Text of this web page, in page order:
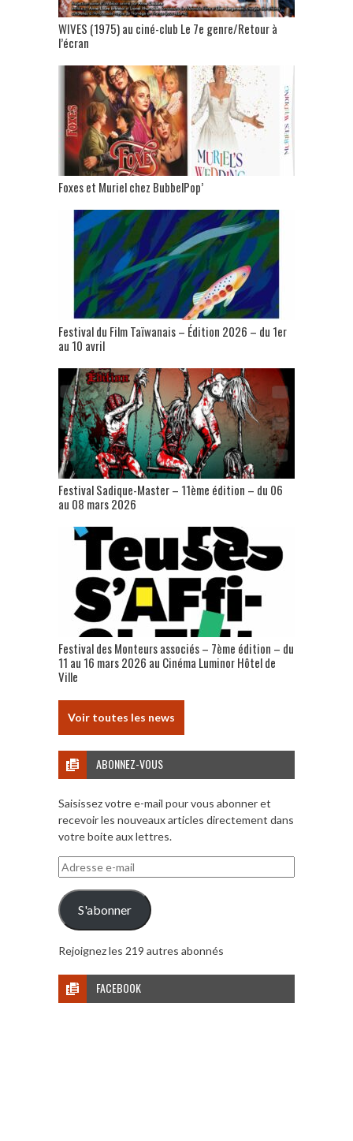
WIVES (1975) au ciné-club Le 7e genre/Retour à
l’écran
Foxes et Muriel chez BubbelPop’
Festival du Film Taïwanais – Édition 2026 – du 1er
au 10 avril
Festival Sadique-Master – 11ème édition – du 06
au 08 mars 2026
Festival des Monteurs associés – 7ème édition – du
11 au 16 mars 2026 au Cinéma Luminor Hôtel de
Ville
Voir toutes les news
ABONNEZ-VOUS
Saisissez votre e-mail pour vous abonner et
recevoir les nouveaux articles directement dans
votre boite aux lettres.
Adresse
e-
mail
S'abonner
Rejoignez les 219 autres abonnés
FACEBOOK